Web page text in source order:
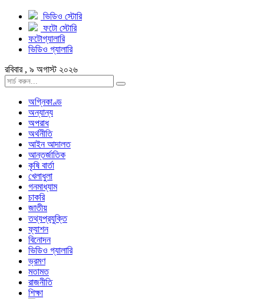
ভিডিও স্টোরি
ফটো স্টোরি
ফটোগ্যালারি
ভিডিও গ্যালারি
রবিবার , ৯ অগাস্ট ২০২৬
অগ্নিকাণ্ড
অন্যান্য
অপরাধ
অর্থনীতি
আইন আদালত
আন্তর্জাতিক
কৃষি বার্তা
খেলাধুলা
গনমাধ্যাম
চাকরি
জাতীয়
তথ্যপ্রযুক্তি
ফ্যাশন
বিনোদন
ভিডিও গ্যালারি
ভ্রমণ
মতামত
রাজনীতি
শিক্ষা